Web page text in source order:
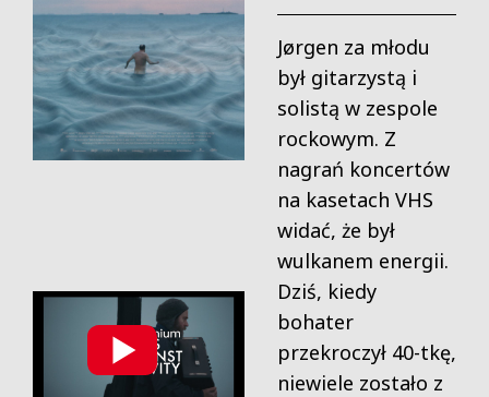
Jørgen za młodu
był gitarzystą i
solistą w zespole
rockowym. Z
nagrań koncertów
na kasetach VHS
widać, że był
wulkanem energii.
Dziś, kiedy
bohater
przekroczył 40-tkę,
niewiele zostało z